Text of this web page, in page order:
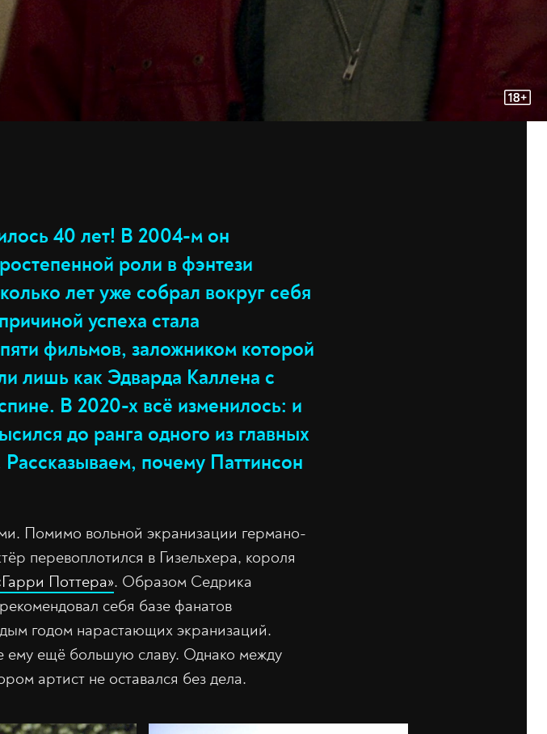
40 лет! В 2004-м он
роли в фэнтези
лет уже собрал вокруг себя
успеха стала
фильмов, заложником которой
лишь как Эдварда Каллена с
В 2020-х всё изменилось: и
до ранга одного из главных
Рассказываем, почему Паттинсон
Помимо вольной экранизации германо-
перевоплотился в Гизельхера, короля
Поттера». Образом Седрика
себя базе фанатов
годом нарастающих экранизаций.
ещё большую славу. Однако между
артист не оставался без дела.